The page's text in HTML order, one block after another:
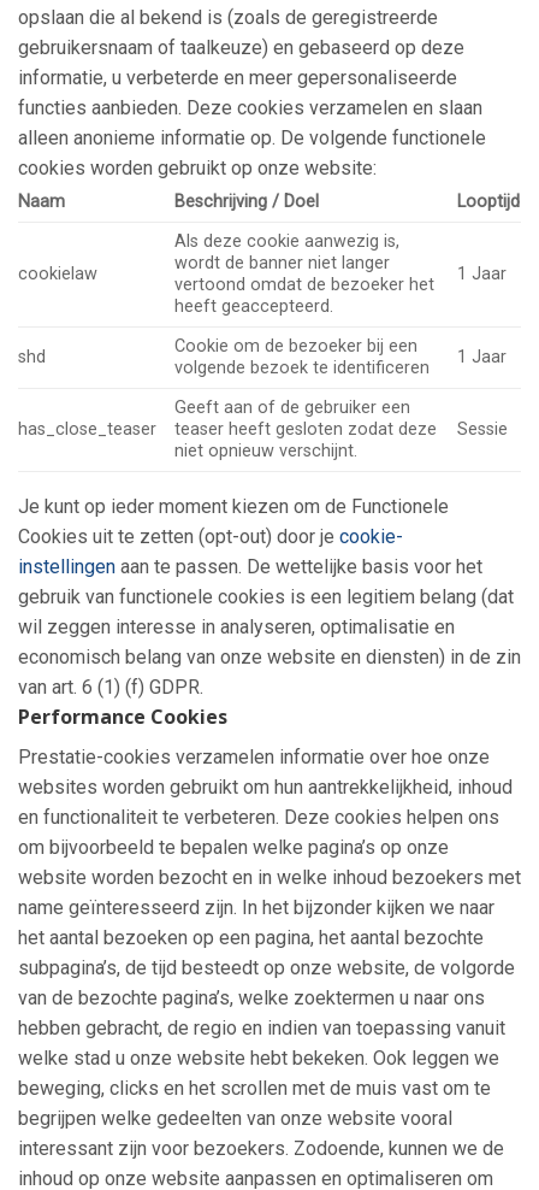
opslaan die al bekend is (zoals de geregistreerde
gebruikersnaam of taalkeuze) en gebaseerd op deze
informatie, u verbeterde en meer gepersonaliseerde
functies aanbieden. Deze cookies verzamelen en slaan
alleen anonieme informatie op. De volgende functionele
cookies worden gebruikt op onze website:
Naam Beschrijving / Doel Looptijd
cookielaw
Als deze cookie aanwezig is,
wordt de banner niet langer
vertoond omdat de bezoeker het
heeft geaccepteerd.
1 Jaar
shd
Cookie om de bezoeker bij een
volgende bezoek te identificeren
1 Jaar
has_close_teaser
Geeft aan of de gebruiker een
teaser heeft gesloten zodat deze
niet opnieuw verschijnt.
Sessie
Je kunt op ieder moment kiezen om de Functionele
Cookies uit te zetten (opt-out) door je cookie-
instellingen aan te passen. De wettelijke basis voor het
gebruik van functionele cookies is een legitiem belang (dat
wil zeggen interesse in analyseren, optimalisatie en
economisch belang van onze website en diensten) in de zin
van art. 6 (1) (f) GDPR.
Performance Cookies
Prestatie-cookies verzamelen informatie over hoe onze
websites worden gebruikt om hun aantrekkelijkheid, inhoud
en functionaliteit te verbeteren. Deze cookies helpen ons
om bijvoorbeeld te bepalen welke pagina’s op onze
website worden bezocht en in welke inhoud bezoekers met
name geïnteresseerd zijn. In het bijzonder kijken we naar
het aantal bezoeken op een pagina, het aantal bezochte
subpagina’s, de tijd besteedt op onze website, de volgorde
van de bezochte pagina’s, welke zoektermen u naar ons
hebben gebracht, de regio en indien van toepassing vanuit
welke stad u onze website hebt bekeken. Ook leggen we
beweging, clicks en het scrollen met de muis vast om te
begrijpen welke gedeelten van onze website vooral
interessant zijn voor bezoekers. Zodoende, kunnen we de
inhoud op onze website aanpassen en optimaliseren om